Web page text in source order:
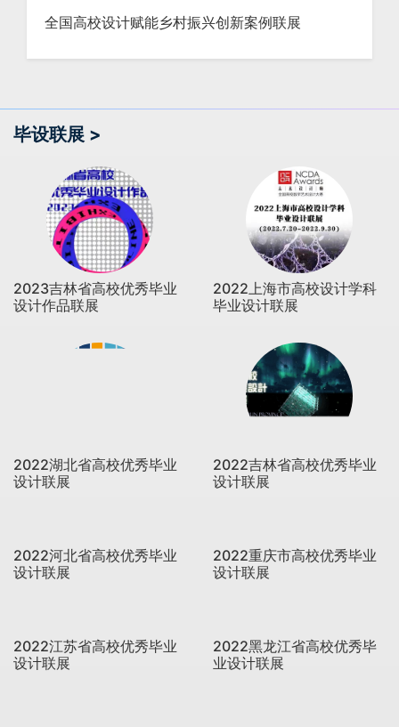
全国高校设计赋能乡村振兴创新案例联展
毕设联展 >
2023吉林省高校优秀毕业
设计作品联展
2022上海市高校设计学科
毕业设计联展
2022湖北省高校优秀毕业
设计联展
2022吉林省高校优秀毕业
设计联展
2022河北省高校优秀毕业
设计联展
2022重庆市高校优秀毕业
设计联展
2022江苏省高校优秀毕业
设计联展
2022黑龙江省高校优秀毕
业设计联展